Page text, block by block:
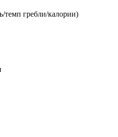
темп гребли/калории)